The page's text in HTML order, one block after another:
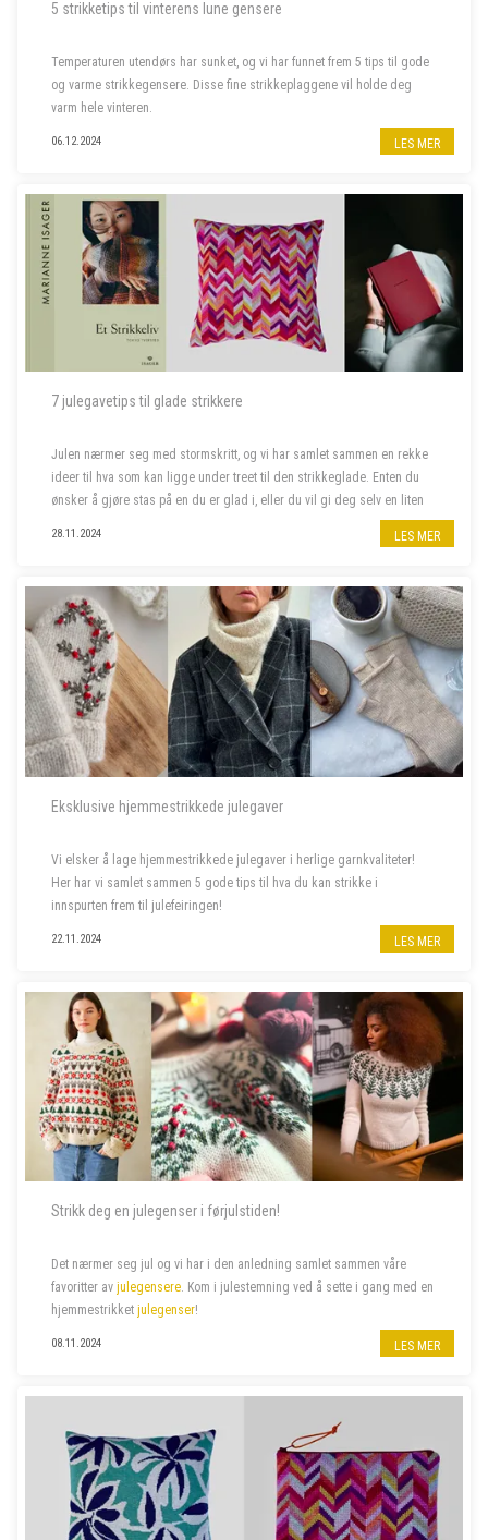
5 strikketips til vinterens lune gensere
Temperaturen utendørs har sunket, og vi har funnet frem 5 tips til gode
og varme strikkegensere. Disse fine strikkeplaggene vil holde deg
varm hele vinteren.
06.12.2024 LES MER
7 julegavetips til glade strikkere
Julen nærmer seg med stormskritt, og vi har samlet sammen en rekke
ideer til hva som kan ligge under treet til den strikkeglade. Enten du
ønsker å gjøre stas på en du er glad i, eller du vil gi deg selv en liten
28.11.2024 LES MER
Eksklusive hjemmestrikkede julegaver
Vi elsker å lage hjemmestrikkede julegaver i herlige garnkvaliteter!
Her har vi samlet sammen 5 gode tips til hva du kan strikke i
innspurten frem til julefeiringen!
22.11.2024 LES MER
Strikk deg en julegenser i førjulstiden!
Det nærmer seg jul og vi har i den anledning samlet sammen våre
favoritter av julegensere . Kom i julestemning ved å sette i gang med en
hjemmestrikket julegenser!
08.11.2024 LES MER